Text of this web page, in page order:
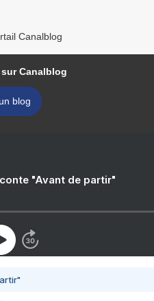
Canalblog
Canalblog
blog
"Avant de partir"